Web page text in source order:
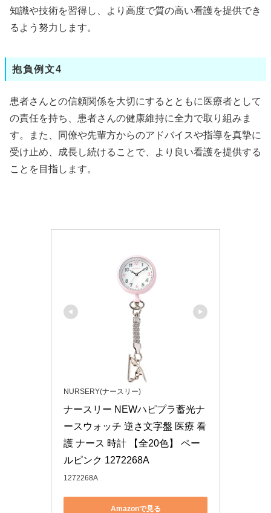
知識や技術を習得し、より高度で質の高い看護を提供でき
るよう努力します。
抱負例文4
患者さんとの信頼関係を大切にするとともに医療者として
の責任を持ち、患者さんの健康維持に全力で取り組みま
す。また、同僚や先輩方からのアドバイスや指導を真摯に
受け止め、成長し続けることで、より良い看護を提供する
ことを目指します。
NURSERY(ナースリー)
ナースリー NEWハピプラ蓄光ナ
ースウォッチ 逆さ文字盤 医療 看
護 ナース 時計 【全20色】 ペー
ルピンク 1272268A
1272268A
Amazonで見る